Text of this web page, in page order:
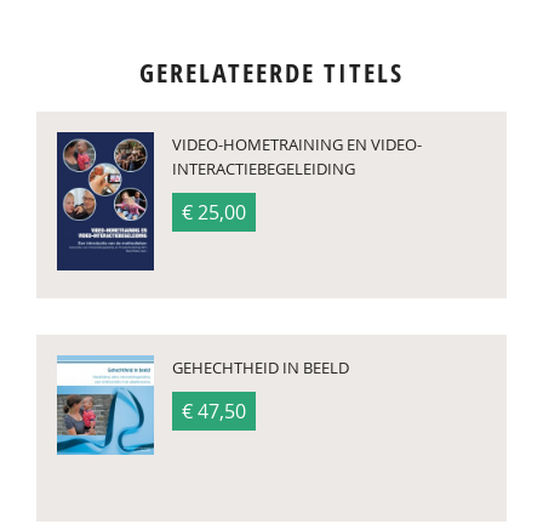
GERELATEERDE TITELS
VIDEO-HOMETRAINING EN VIDEO-
INTERACTIEBEGELEIDING
€ 25,00
GEHECHTHEID IN BEELD
€ 47,50